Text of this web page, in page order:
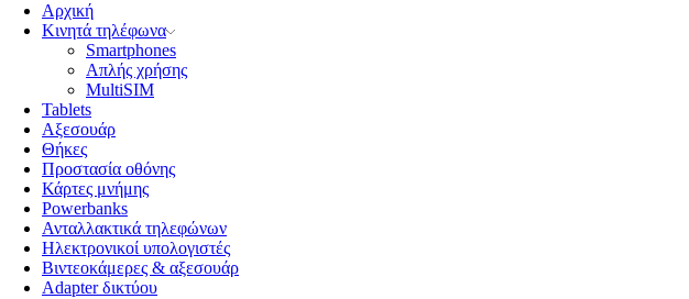
Αρχική
Κινητά τηλέφωνα
Smartphones
Απλής χρήσης
MultiSIM
Tablets
Αξεσουάρ
Θήκες
Προστασία οθόνης
Κάρτες μνήμης
Powerbanks
Ανταλλακτικά τηλεφώνων
Ηλεκτρονικοί υπολογιστές
Βιντεοκάμερες & αξεσουάρ
Adapter δικτύου